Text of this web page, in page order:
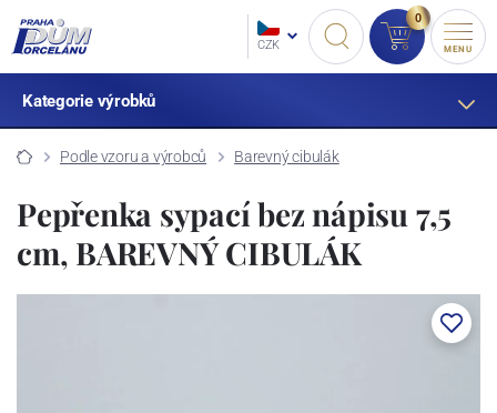
CZK
0
MENU
Kategorie výrobků
Podle vzoru a výrobců Barevný cibulák
Pepřenka sypací bez nápisu 7,5
cm, BAREVNÝ CIBULÁK